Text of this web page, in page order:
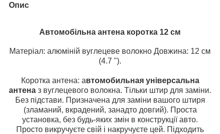
Опис
Автомобільна антена коротка 12 см
Матеріал: алюміній вуглецеве волокно Довжина: 12 см
(4.7 ").
Коротка антена: автомобильная універсальна
антена з вуглецевого волокна. Тільки штир для заміни.
Без підстави. Призначена для заміни вашого штиря
(зламаний, вкрадений, занадто довгий). Проста
установка, без будь-яких змін в конструкції авто.
Просто викручуєте свій і накручуєте цей. Підходить